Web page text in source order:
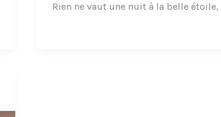
Rien ne vaut une nuit à la belle étoile,